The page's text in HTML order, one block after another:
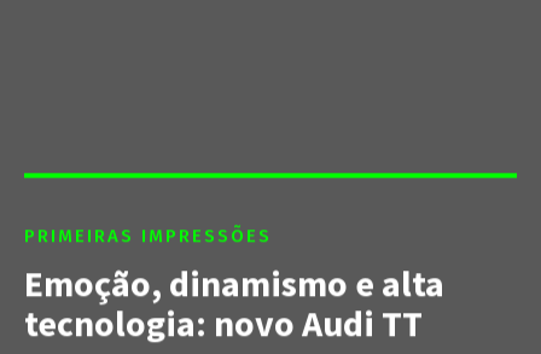
PRIMEIRAS IMPRESSÕES
Emoção, dinamismo e alta
tecnologia: novo Audi TT